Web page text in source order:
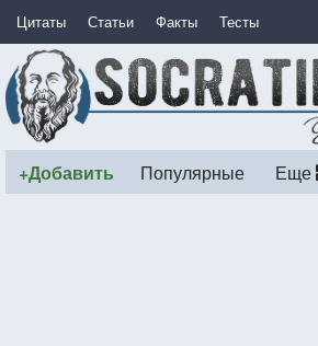
Цитаты Статьи Факты Тесты
+Добавить Популярные Еще